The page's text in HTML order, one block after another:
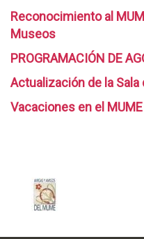
Reconocimiento al
Museos
PROGRAMACIÓN DE
Actualización de la
Vacaciones en el MUME